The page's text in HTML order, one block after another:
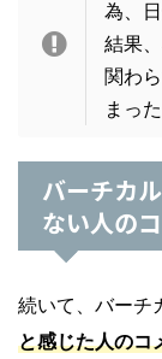
為、
結果
関わ
まっ
バーチカ
ない人の
続いて、バーチ
と感じた人のコ